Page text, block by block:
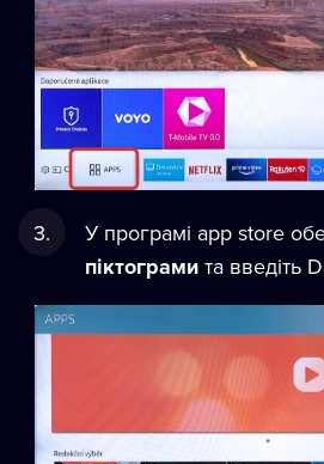
У програмі app store
піктограми та введіть